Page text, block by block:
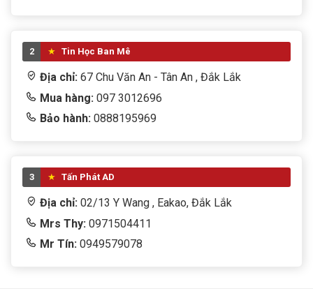
2 Tin Học Ban Mê
Địa chỉ: 67 Chu Văn An - Tân An , Đắk Lắk
Mua hàng: 097 3012696
Bảo hành: 0888195969
3 Tấn Phát AD
Địa chỉ: 02/13 Y Wang , Eakao, Đắk Lắk
Mrs Thy: 0971504411
Mr Tín: 0949579078